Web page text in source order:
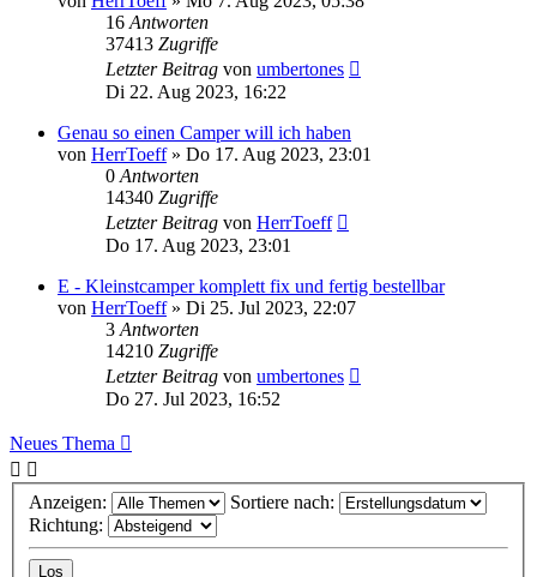
16Antworten
37413 Zugriffe
Letzter Beitrag von umbertones
Di 22. Aug 2023, 16:22
Genau so einen Camper will ich haben
von HerrToeff» Do 17. Aug 2023, 23:01
0Antworten
14340 Zugriffe
Letzter Beitrag von HerrToeff
Do 17. Aug 2023, 23:01
E - Kleinstcamper komplett fix und fertig bestellbar
von HerrToeff» Di 25. Jul 2023, 22:07
3Antworten
14210 Zugriffe
Letzter Beitrag von umbertones
Do 27. Jul 2023, 16:52
Neues Thema
Anzeigen:
Sortiere nach:
Richtung: